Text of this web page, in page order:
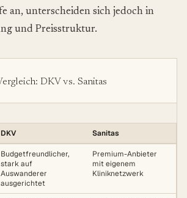
an, unterscheiden sich jedoch in
und Preisstruktur.
DKV vs. Sanitas
DKV Sanitas
Budgetfreundlicher,
stark auf
Auswanderer
ausgerichtet
Premium-Anbieter
mit eigenem
Kliniknetzwerk